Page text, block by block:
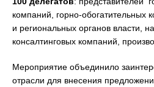
компаний, горно-обогатительных
и региональных органов власти,
консалтинговых компаний,
Мероприятие объединило
отрасли для внесения